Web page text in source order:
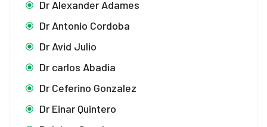
Dr Alexander Adames
Dr Antonio Cordoba
Dr Avid Julio
Dr carlos Abadia
Dr Ceferino Gonzalez
Dr Einar Quintero